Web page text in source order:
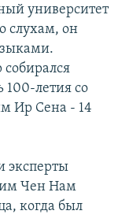
университет
слухам, он
100-летия со
Ир Сена - 14
эксперты
Чен Нам
когда был